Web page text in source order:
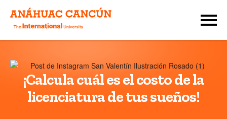
¡Calcula cuál es el costo de la
licenciatura de tus sueños!